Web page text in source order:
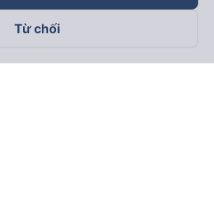
trên
Từ chối